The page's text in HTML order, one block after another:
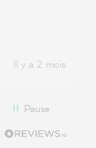
Il y a 2 mois
Pause